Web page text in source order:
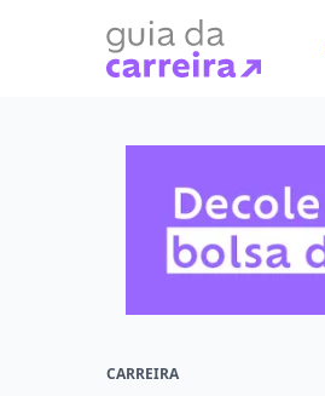
CARREIRA